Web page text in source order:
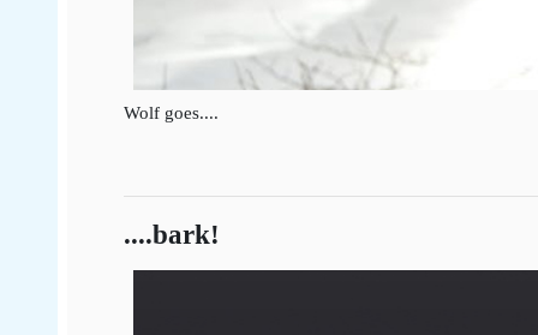
Wolf goes....
....bark!